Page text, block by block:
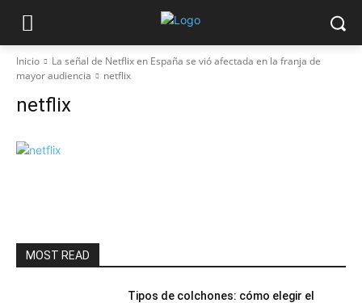
Inicio
La señal de Netflix en España se vió afectada en la franja de
mayor audiencia
netflix
netflix
MOST READ
Tipos de colchones: cómo elegir el